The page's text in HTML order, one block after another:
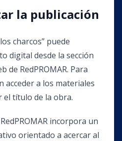
la publicación
charcos” puede
digital desde la sección
de RedPROMAR. Para
acceder a los materiales
el título de la obra.
incorpora un
orientado a acercar al